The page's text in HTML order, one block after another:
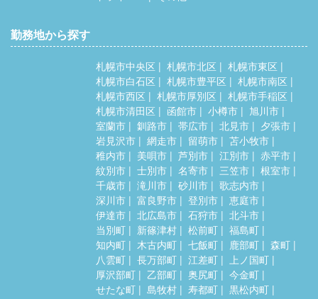
勤務地から探す
札幌市中央区 札幌市北区
札幌市東区
札幌市白石区
札幌市豊平区
札幌市南区
札幌市西区
札幌市厚別区
札幌市手稲区
札幌市清田区
函館市 小樽市
旭川市
室蘭市
釧路市 帯広市 北見市
夕張市
岩見沢市
網走市 留萌市
苫小牧市
稚内市
美唄市 芦別市 江別市
赤平市
紋別市
士別市 名寄市 三笠市
根室市
千歳市
滝川市 砂川市
歌志内市
深川市
富良野市 登別市
恵庭市
伊達市
北広島市 石狩市
北斗市
当別町
新篠津村 松前町
福島町
知内町
木古内町 七飯町 鹿部町
森町
八雲町
長万部町 江差町
上ノ国町
厚沢部町
乙部町 奥尻町
今金町
せたな町
島牧村 寿都町
黒松内町